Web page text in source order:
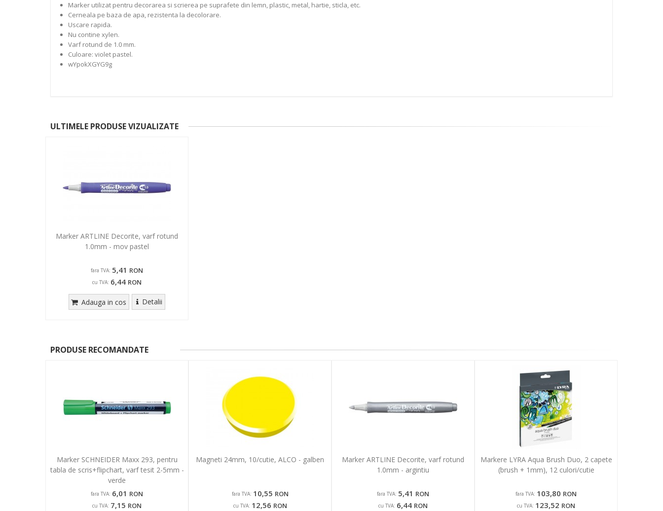
Marker utilizat pentru decorarea si scrierea pe suprafete din lemn, plastic, metal, hartie, sticla, etc.
Cerneala pe baza de apa, rezistenta la decolorare.
Uscare rapida.
Nu contine xylen.
Varf rotund de 1.0 mm.
Culoare: violet pastel.
wYpokXGYG9g
ULTIMELE PRODUSE VIZUALIZATE
Marker ARTLINE Decorite, varf rotund
1.0mm - mov pastel
fara TVA: 5,41 RON
cu TVA: 6,44 RON
Adauga in cos Detalii
PRODUSE RECOMANDATE
Marker SCHNEIDER Maxx 293, pentru
tabla de scris+flipchart, varf tesit 2-5mm -
verde
fara TVA: 6,01 RON
cu TVA: 7,15 RON
Magneti 24mm, 10/cutie, ALCO - galben
fara TVA: 10,55 RON
cu TVA: 12,56 RON
Marker ARTLINE Decorite, varf rotund
1.0mm - argintiu
fara TVA: 5,41 RON
cu TVA: 6,44 RON
Markere LYRA Aqua Brush Duo, 2 capete
(brush + 1mm), 12 culori/cutie
fara TVA: 103,80 RON
cu TVA: 123,52 RON